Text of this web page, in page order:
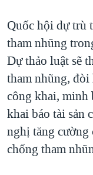
Quốc hội dự trù
tham nhũng
Dự thảo luật sẽ
tham nhũng, đòi
công khai, minh
khai báo tài sản
nghị tăng cường
chống tham